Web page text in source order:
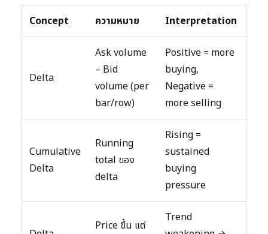
Concept ความหมาย Interpretation
Delta
Ask volume
– Bid
volume (per
bar/row)
Positive = more
buying,
Negative =
more selling
Cumulative
Delta
Running
total ของ
delta
Rising =
sustained
buying
pressure
Price ขึ้น แต่
Trend